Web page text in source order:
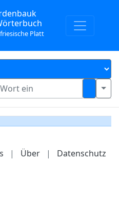
Platt
| Über | Datenschutz